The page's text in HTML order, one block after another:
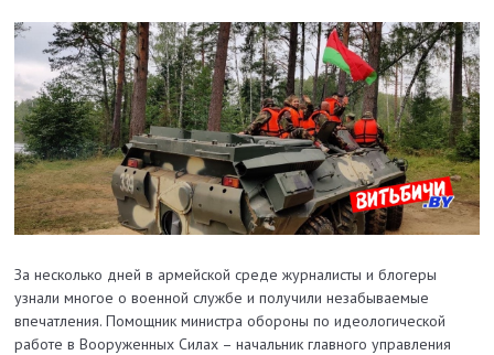
За несколько дней в армейской среде журналисты и блогеры
узнали многое о военной службе и получили незабываемые
впечатления. Помощник министра обороны по идеологической
работе в Вооруженных Силах – начальник главного управления